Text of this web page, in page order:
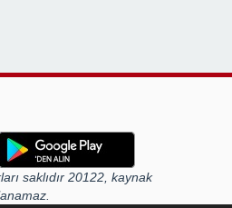
saklıdır 20122, kaynak